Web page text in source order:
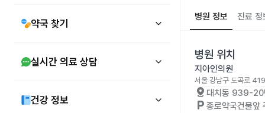
약국 찾기
실시간 의료 상담
건강 정보
병원 정보 진료 정
병원 위치
지아인의원
서울 강남구 도곡로
distance 대치동 939-20
local_parking 종로약국건물앞